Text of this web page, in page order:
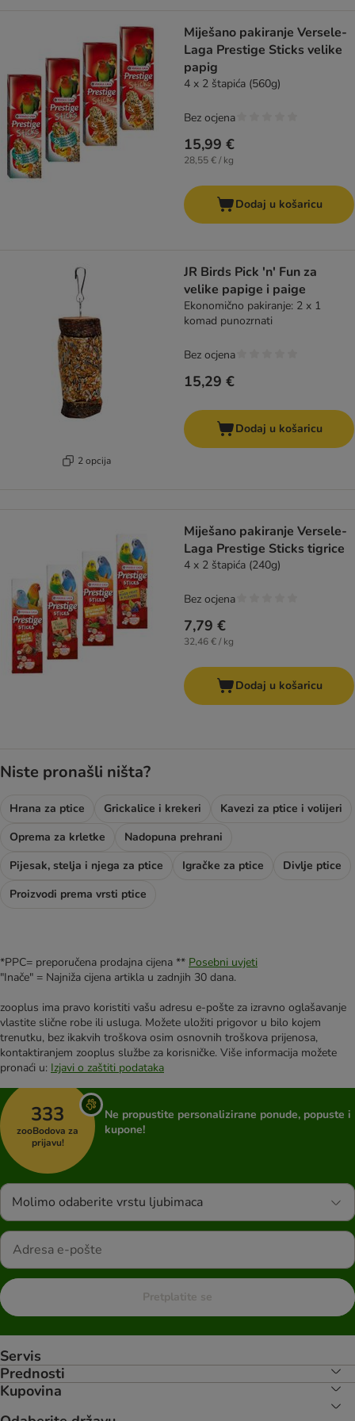
Miješano pakiranje Versele-
Laga Prestige Sticks velike
papig
4 x 2 štapića (560g)
15,99 €
28,55 € / kg
Bez ocjena
Dodaj u košaricu
2 opcija
JR Birds Pick 'n' Fun za
velike papige i paige
Ekonomično pakiranje: 2 x 1
komad punozrnati
15,29 €
Bez ocjena
Dodaj u košaricu
Miješano pakiranje Versele-
Laga Prestige Sticks tigrice
4 x 2 štapića (240g)
7,79 €
32,46 € / kg
Bez ocjena
Dodaj u košaricu
Niste pronašli ništa?
Hrana za ptice Grickalice i krekeri
Kavezi za ptice i volijeri
Oprema za krletke
Nadopuna prehrani
Pijesak, stelja i njega za ptice
Igračke za ptice
Divlje ptice
Proizvodi prema vrsti ptice
*PPC= preporučena prodajna cijena ** Posebni uvjeti
"Inače" = Najniža cijena artikla u zadnjih 30 dana.
zooplus ima pravo koristiti vašu adresu e-pošte za izravno oglašavanje
vlastite slične robe ili usluga. Možete uložiti prigovor u bilo kojem
trenutku, bez ikakvih troškova osim osnovnih troškova prijenosa,
kontaktiranjem zooplus službe za korisničke. Više informacija možete
pronaći u: Izjavi o zaštiti podataka
333
zooBodova za
prijavu!
Ne propustite personalizirane ponude, popuste i
kupone!
Molimo odaberite vrstu ljubimaca
Pretplatite se
Servis
Prednosti
Kupovina